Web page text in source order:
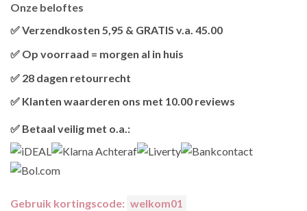
ONTWORMINGSTABLETTEN
KAT
Onze beloftes
✅ Verzendkosten 5,95 & GRATIS v.a. 45.00
bestellingen v.a. 45,00 worden gratis verzonden.
✅ Op voorraad = morgen al in huis
hetvandaag nog verzonden
✅ 28 dagen retourrecht
retourneren.
✅ Klanten waarderen ons met 10.00 reviews
✅ Betaal veilig met o.a.:
Gebruik kortingscode: welkom01